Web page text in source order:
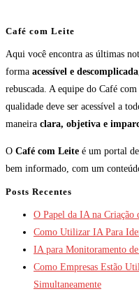
Café com Leite
Aqui você encontra as últimas
forma acessível e descomplicada
rebuscada. A equipe do Café
qualidade deve ser acessível a
maneira clara, objetiva e
O Café com Leite é um portal
bem informado, com um
Posts Recentes
O Papel da IA na Criação
Como Utilizar IA Para
IA para Monitoramento
Como Empresas Estão
Simultaneamente